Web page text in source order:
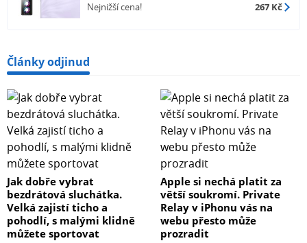
Nejnižší cena! 267 Kč
Články odjinud
Jak dobře vybrat
bezdrátová sluchátka.
Velká zajistí ticho a
pohodlí, s malými klidně
můžete sportovat
Apple si nechá platit za
větší soukromí. Private
Relay v iPhonu vás na
webu přesto může
prozradit